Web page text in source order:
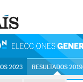
2023 RESULTADOS 2019